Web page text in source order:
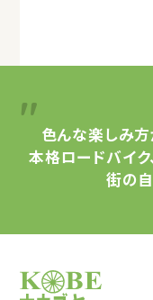
色んな楽しみ方
本格ロードバイク
街の
サイクルショップナカゴ